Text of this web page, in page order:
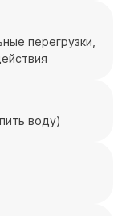
перегрузки,
воду)